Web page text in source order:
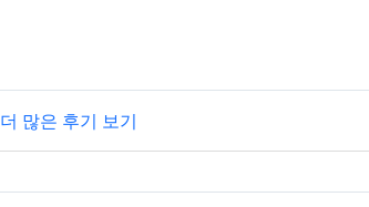
더 많은 후기 보기